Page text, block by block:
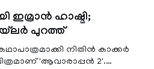
on payments through
(UPI) and other notified
electronic payment modes. The amendment passed by the
ഇമ്രാൻ ഹാഷ്മി;
പുറത്ത്
നിതിൻ കാക്കർ
'ആവാരാപ്പൻ 2'.